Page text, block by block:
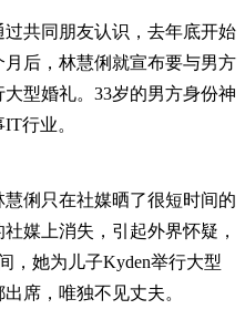
共同朋友认识，去年底开始
后，林慧俐就宣布要与男方
型婚礼。33岁的男方身份神
行业。
俐只在社媒晒了很短时间的
媒上消失，引起外界怀疑，
，她为儿子Kyden举行大型
席，唯独不见丈夫。